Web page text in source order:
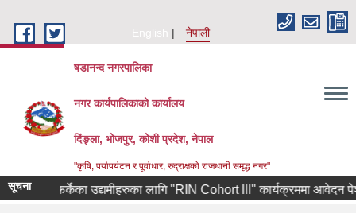
English
नेपाली
षडानन्द नगरपालिका
नगर कार्यपालिकाको कार्यालय
दिंङ्ला, भोजपुर, कोशी प्रदेश, नेपाल
"कृषि, पर्यापर्यटन र पूर्वाधार, रुद्राक्षको राजधानी समृद्ध नगर"
सूचना फर्केका उद्यमीहरुका लागि "RIN Cohort lll" कार्यक्रममा आवेदन पेश